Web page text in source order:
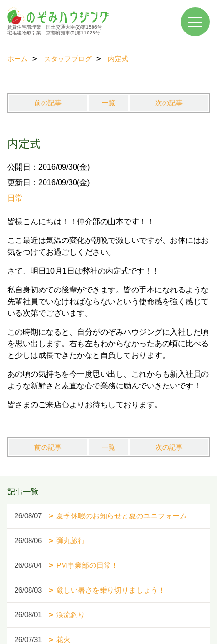
賃貸住宅管理業 国土交通大臣(2)第1586号
宅地建物取引業 京都府知事(5)第11623号
ホーム スタッフブログ 内定式
前の記事 一覧 次の記事
内定式
公開日：2016/09/30(金)
更新日：2016/09/30(金)
日常
皆様こんにちは！！仲介部の山本です！！
ここ最近は気温の変化が朝晩で激しいですが、お体にはお
気をつけてお過ごしください。
さて、明日10月1日は弊社の内定式です！！
私自身初めての後輩ができます。皆の手本になれるような
先輩社員でいなければならないという使命感を強く感じて
いる次第でございます。
この時期になると、自分がのぞみハウジングに入社した頃
を思い出します。右も左もわからなかったあの頃に比べる
と少しは成長できたかなと自負しております。
あの頃の気持ちを今一度思い出し、これからも新入社員の
ような新鮮さと素直な心で業務に励んでいきたいです！
皆さまのご来店心よりお待ちしております。
前の記事 一覧 次の記事
記事一覧
26/08/07 夏季休暇のお知らせと夏のユニフォーム
26/08/06 弾丸旅行
26/08/04 PM事業部の日常！
26/08/03 厳しい暑さを乗り切りましょう！
26/08/01 渓流釣り
26/07/31 花火